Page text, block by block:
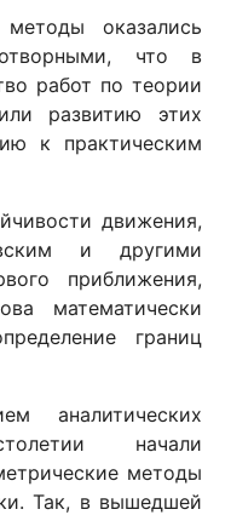
оказались
что в
работ по теории
развитию этих
к практическим
движения,
и другими
приближения,
математически
границ
аналитических
начали
методы
Так, в вышедшей